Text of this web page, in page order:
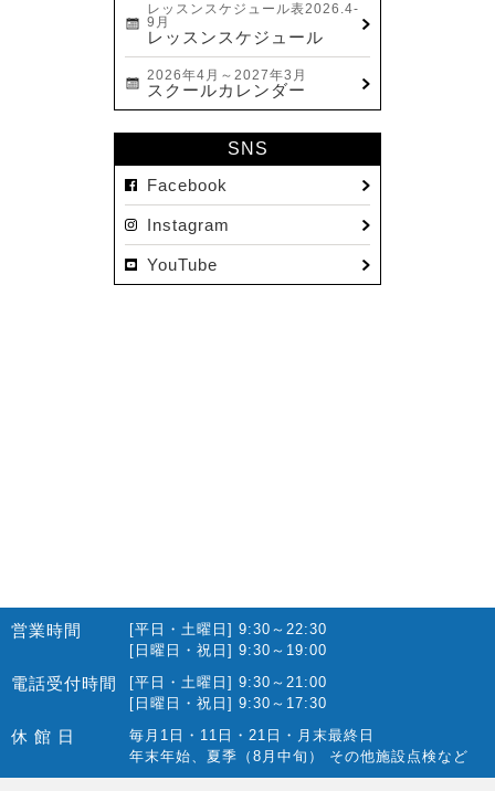
2023.04(15)
2022.11(16)
2022.01(10)
2021.12(12)
2021.10(22)
2021.09(10)
レッスンスケジュール表2026.4-
9月
レッスンスケジュール
2026年4月～2027年3月
スクールカレンダー
SNS
Facebook
Instagram
YouTube
営業時間
[平日・土曜日] 9:30～22:30
[日曜日・祝日] 9:30～19:00
電話受付時間
[平日・土曜日] 9:30～21:00
[日曜日・祝日] 9:30～17:30
休 館 日
毎月1日・11日・21日・月末最終日
年末年始、夏季（8月中旬） その他施設点検など